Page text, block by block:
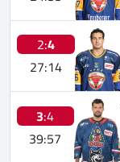
2:4
27:14
3:4
39:57